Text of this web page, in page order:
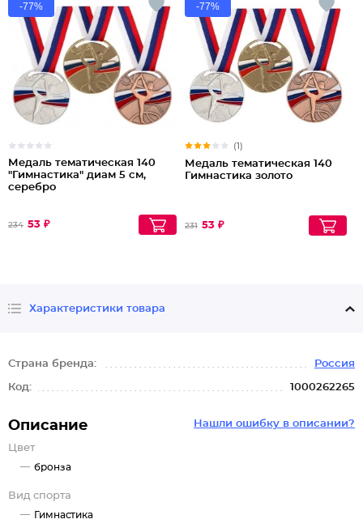
-77%
Медаль тематическая 140
"Гимнастика" диам 5 см,
серебро
234 53 ₽
-77%
(1)
Медаль тематическая 140
Гимнастика золото
231 53 ₽
Характеристики товара
Страна бренда: Россия
Код: 1000262265
Нашли ошибку в описании?
Описание
Цвет
бронза
Вид спорта
Гимнастика